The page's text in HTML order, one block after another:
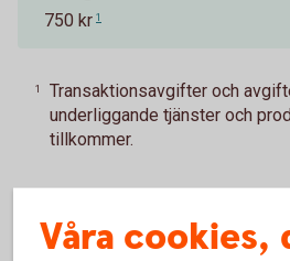
750 kr 1
1
Transaktionsavgifter och
underliggande tjänster och
tillkommer.
Våra cookies,